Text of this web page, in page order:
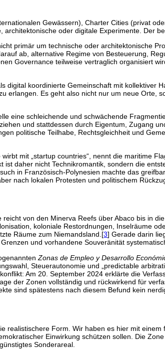
Gewässern), Charter Cities (privat
oder digitale Experimente. Der
primär um technische oder architektonische
ab, alternative Regime von Besteuerung,
Governance teilweise vertraglich organisiert
digital koordinierte Gemeinschaft mit kollektiver
erlangen. Es geht also nicht nur um neue Orte,
eine schleichende und schwächende
und stattdessen durch Eigentum, Zugang
politische Teilhabe, Rechtsgleichheit und
wirbt mit „startup countries“, nennt die maritime
daher nicht Technikromantik, sondern die
in Französisch-Polynesien machte das
nach lokalen Protesten und politischem
von den Minerva Reefs über Abaco bis in
koloniale Restordnungen, Inselräume
Räume zum Niemandsland.[3] Gerade darin
und vorhandene Souveränität
Zonas de Empleo y Desarrollo
Steuerautonomie und „predictable
Am 20. September 2024 erklärte die
der Zonen vollständig und rückwirkend für
sind spätestens nach diesem Befund kein
realistischere Form. Wir haben es hier mit
Einwirkung schützen sollen. Die
Sonderareal.